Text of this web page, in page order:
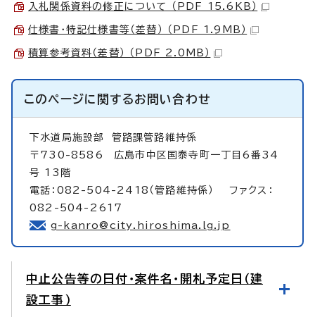
入札関係資料の修正について （PDF 15.6KB）
仕様書・特記仕様書等（差替） （PDF 1.9MB）
積算参考資料（差替） （PDF 2.0MB）
このページに関するお問い合わせ
下水道局施設部 管路課管路維持係
〒730-8586 広島市中区国泰寺町一丁目6番34
号 13階
電話：082-504-2418（管路維持係） ファクス：
082-504-2617
g-kanro@city.hiroshima.lg.jp
中止公告等の日付・案件名・開札予定日（建
設工事）